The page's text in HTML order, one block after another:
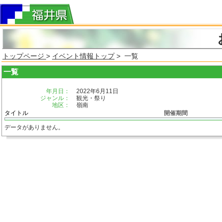
トップページ > イベント情報トップ> 一覧
一覧
年月日：
2022年6月11日
ジャンル：
観光・祭り
地区：
嶺南
タイトル
開催期間
データがありません。